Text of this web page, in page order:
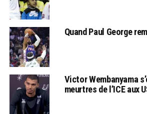
Quand Paul George
Victor Wembanyama
meurtres de l’ICE aux